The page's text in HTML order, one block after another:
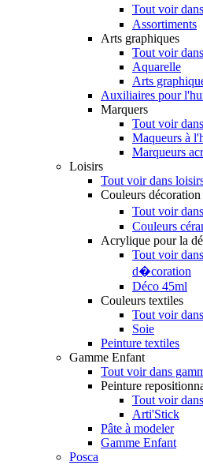
Tout voir
Assortiments
Arts graphiques
Tout voir
Aquarelle
Arts
Auxiliaires pour
Marquers
Tout voir
Maqueurs à
Marqueurs
Loisirs
Tout voir dans
Couleurs décoration
Tout voir
Couleurs
Acrylique pour la
Tout voir
d�coration
Déco 45ml
Couleurs textiles
Tout voir
Soie
Peinture textiles
Gamme Enfant
Tout voir dans
Peinture
Tout voir
Arti'Stick
Pâte à modeler
Gamme Enfant
Posca